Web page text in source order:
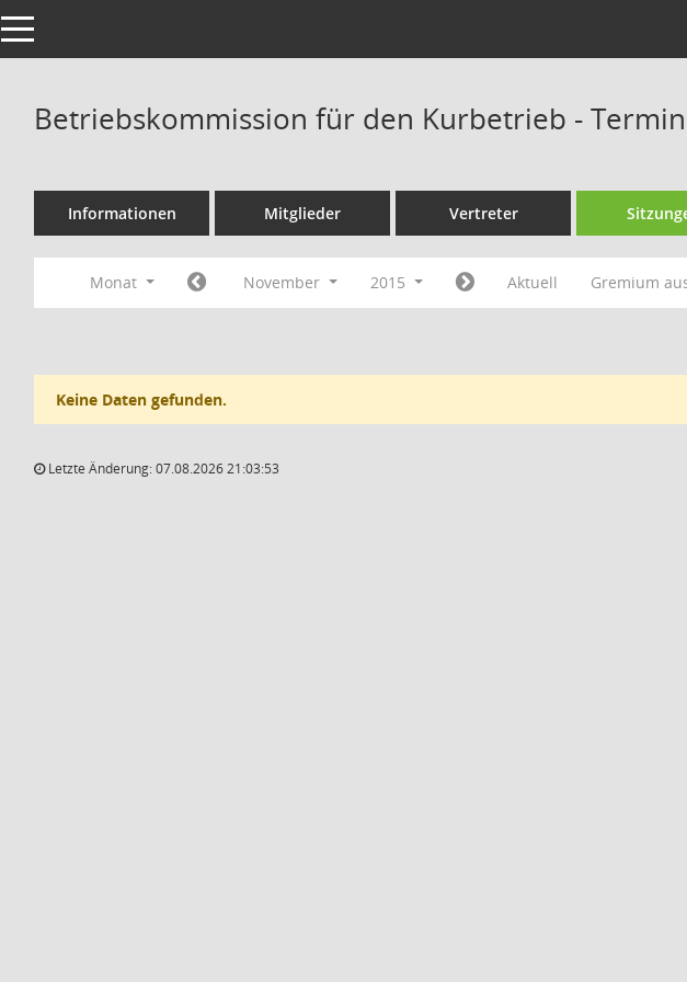
Toggle navigation
Betriebskommission für den Kurbetrieb -
Informationen Mitglieder Vertreter
Monat November 2015 Aktuell Gremium
Keine Daten gefunden.
Letzte Änderung: 07.08.2026 21:03:53